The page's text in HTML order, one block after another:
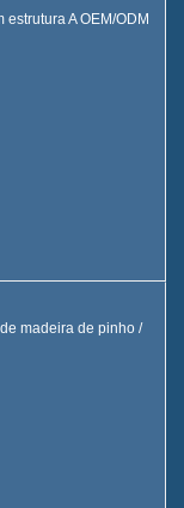
A OEM/ODM
madeira de pinho /